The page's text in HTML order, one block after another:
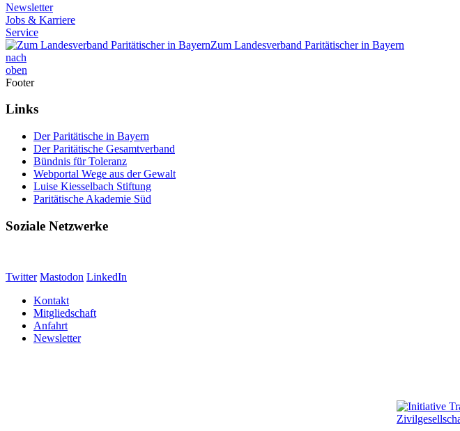
Newsletter
Jobs & Karriere
Service
Zum Landesverband Paritätischer in Bayern
nach
oben
Footer
Links
Der Paritätische in Bayern
Der Paritätische Gesamtverband
Bündnis für Toleranz
Webportal Wege aus der Gewalt
Luise Kiesselbach Stiftung
Paritätische Akademie Süd
Soziale Netzwerke
Twitter Mastodon LinkedIn
Kontakt
Mitgliedschaft
Anfahrt
Newsletter